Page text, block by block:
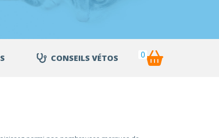
CONSEILS VÉTOS 0